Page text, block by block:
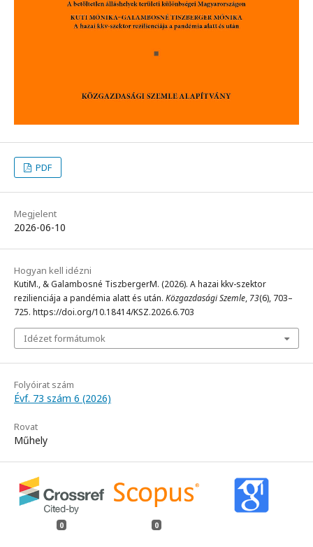
PDF
Megjelent
2026-06-10
Hogyan kell idézni
KutiM., & Galambosné TiszbergerM. (2026). A hazai kkv-szektor
rezilienciája a pandémia alatt és után. Közgazdasági Szemle, 73(6), 703–
725. https://doi.org/10.18414/KSZ.2026.6.703
Idézet formátumok
Folyóirat szám
Évf. 73 szám 6 (2026)
Rovat
Műhely
0 0